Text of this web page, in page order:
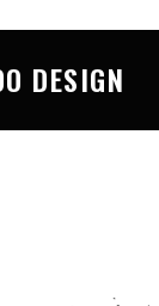
DESIGN